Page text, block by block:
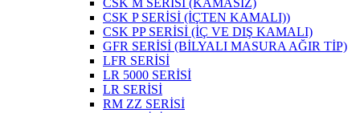
CSK M SERİSİ (KAMASIZ)
CSK P SERİSİ (İÇTEN KAMALI))
CSK PP SERİSİ (İÇ VE DIŞ KAMALI)
GFR SERİSİ (BİLYALI MASURA AĞIR TİP)
LFR SERİSİ
LR 5000 SERİSİ
LR SERİSİ
RM ZZ SERİSİ